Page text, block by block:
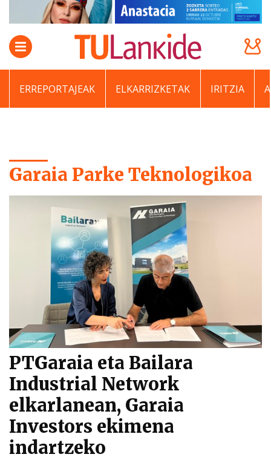
ERREPORTAJEAK ELKARRIZKETAK IRITZIA
Garaia Parke Teknologikoa
PTGaraia eta Bailara
Industrial Network
elkarlanean, Garaia
Investors ekimena
indartzeko